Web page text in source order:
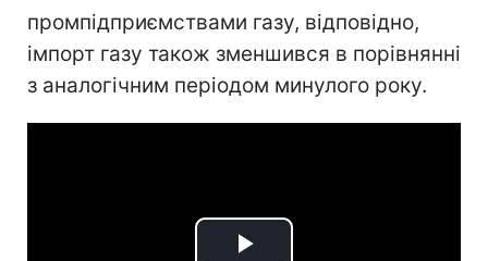
промпідприємствами газу, відповідно,
імпорт газу також зменшився в порівнянні
з аналогічним періодом минулого року.